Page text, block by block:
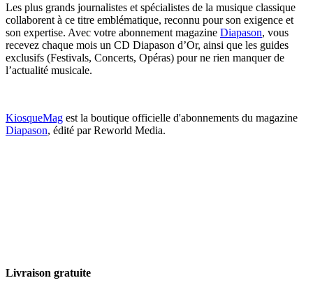
Les plus grands journalistes et spécialistes de la musique classique
collaborent à ce titre emblématique, reconnu pour son exigence et
son expertise. Avec votre abonnement magazine Diapason, vous
recevez chaque mois un CD Diapason d’Or, ainsi que les guides
exclusifs (Festivals, Concerts, Opéras) pour ne rien manquer de
l’actualité musicale.
KiosqueMag est la boutique officielle d'abonnements du magazine
Diapason, édité par Reworld Media.
Livraison gratuite